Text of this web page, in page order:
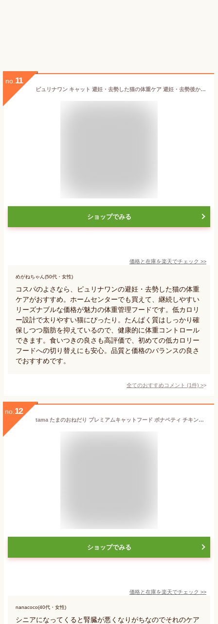
no. 11
ピュリナワン キャット 避妊・去勢した猫の体重ケア 避妊・去勢後から全ての年齢に チキン 3kg 4902201218290
ショップでみる
価格と在庫を楽天でチェック >>
めがねちゃん(50代・女性)
コスパのよさなら、ピュリナワンの避妊・去勢した猫の体重
ケアがおすすめ。ホームセンターでも買えて、継続しやすい
リーズナブルな価格が魅力の体重管理フードです。低カロリ
ー設計で太りやすい猫にぴったり。たんぱく質はしっかり確
保しつつ脂肪を抑えているので、健康的に体重コントロール
できます。食いつきの良さも高評価で、初めての低カロリー
フードへの切り替えにも安心。品質と価格のバランスの良さ
でおすすめです。
全てのおすすめコメント (1件) >
no. 12
tama たまのおねだり プレミアムキャットフード ボナペティ チキン＆シュリンプ 1kg（50g×20袋） 猫 キャットフード ドライ グレインフリー 低カロリー 低リン 腎臓 総合栄養食 成猫 子猫 シニア猫 チキン 鶏肉 ヘアボールケア 肥満ケア 尿ケア
ショップでみる
価格と在庫を楽天でチェック >>
nanacoco(40代・女性)
シニアになってくると腎臓が悪くなりがちなのでそれのケア